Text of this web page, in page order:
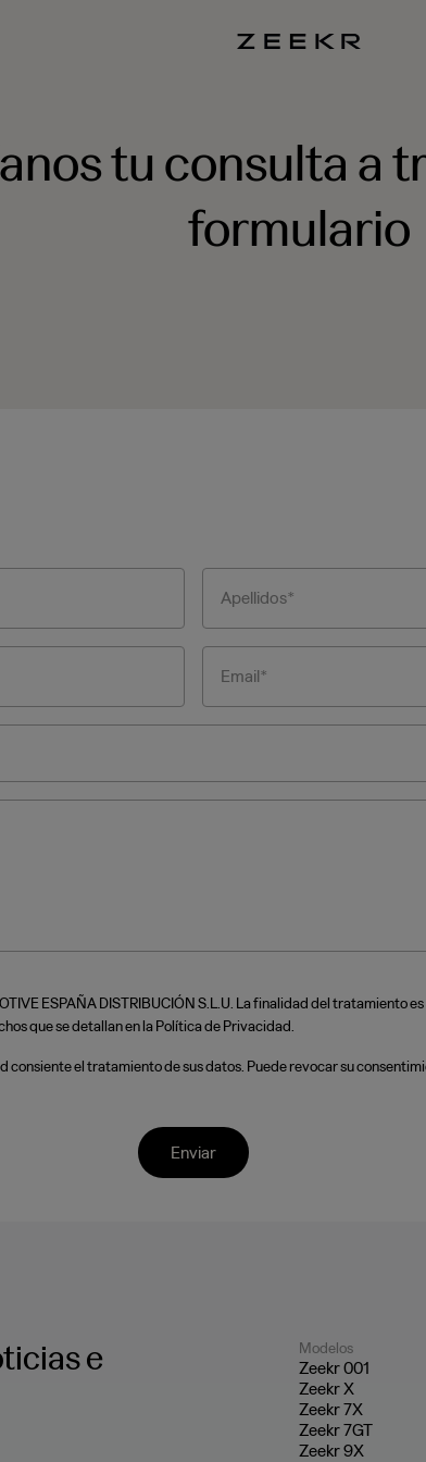
tu consulta a
formulario
Apellidos
Email
ESPAÑA DISTRIBUCIÓN S.L.U. La finalidad del tratamiento
que se detallan en la Política de Privacidad.
el tratamiento de sus datos. Puede revocar su
Enviar
e
Modelos
Zeekr 001
Zeekr X
Zeekr 7X
Zeekr 7GT
Zeekr 9X